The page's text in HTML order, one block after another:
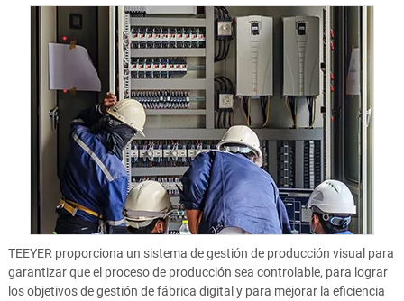
TEEYER proporciona un sistema de gestión de producción visual para
garantizar que el proceso de producción sea controlable, para lograr
los objetivos de gestión de fábrica digital y para mejorar la eficiencia